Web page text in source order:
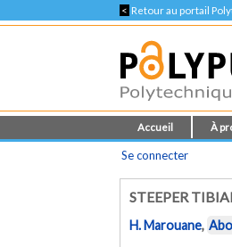
< Retour au portail
Accueil À
Se connecter
STEEPER
H. Marouane,